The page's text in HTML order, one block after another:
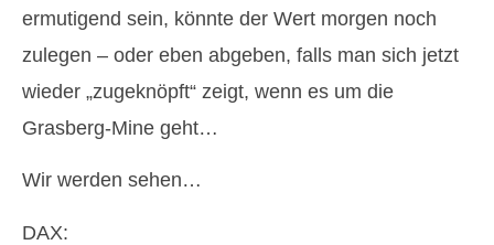
ermutigend sein, könnte der Wert morgen noch
zulegen – oder eben abgeben, falls man sich jetzt
wieder „zugeknöpft“ zeigt, wenn es um die
Grasberg-Mine geht…
Wir werden sehen…
DAX: